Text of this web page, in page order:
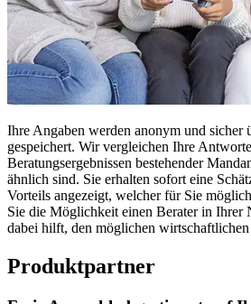
Ihre Angaben werden anonym und sicher
gespeichert. Wir vergleichen Ihre
Beratungsergebnissen bestehender
ähnlich sind. Sie erhalten sofort eine
Vorteils angezeigt, welcher für Sie
Sie die Möglichkeit einen Berater in Ihrer
dabei hilft, den möglichen
Produktpartner